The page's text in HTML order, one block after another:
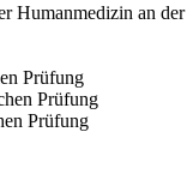
Humanmedizin an der
Prüfung
Prüfung
Prüfung